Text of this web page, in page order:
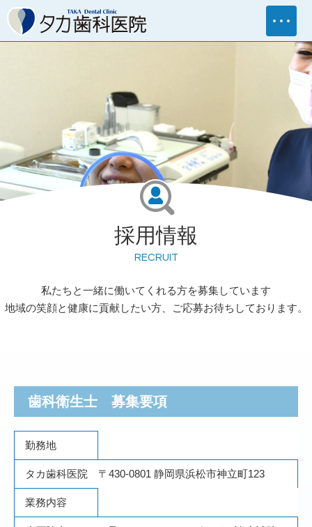
採用情報
RECRUIT
私たちと一緒に働いてくれる方を募集しています
地域の笑顔と健康に貢献したい方、ご応募お待ちしております。
歯科衛生士 募集要項
勤務地
タカ歯科医院 〒430-0801 静岡県浜松市神立町123
業務内容